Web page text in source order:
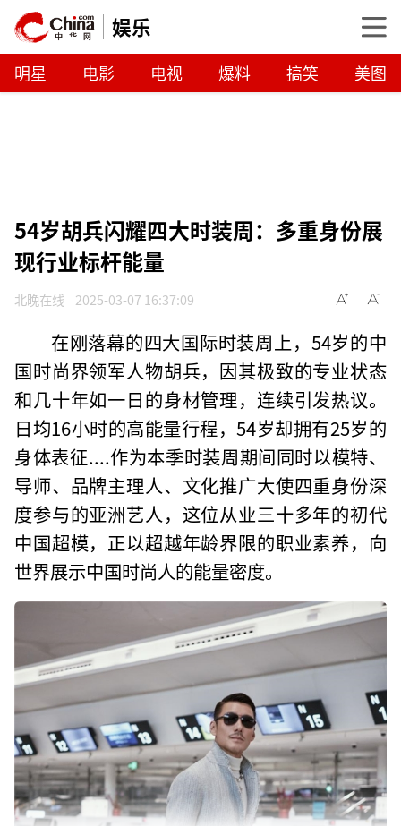
娱乐
明星 电影 电视 爆料 搞笑 美图
54岁胡兵闪耀四大时装周：多重身份展
现行业标杆能量
北晚在线 2025-03-07 16:37:09
在刚落幕的四大国际时装周上，54岁的中
国时尚界领军人物胡兵，因其极致的专业状态
和几十年如一日的身材管理，连续引发热议。
日均16小时的高能量行程，54岁却拥有25岁的
身体表征....作为本季时装周期间同时以模特、
导师、品牌主理人、文化推广大使四重身份深
度参与的亚洲艺人，这位从业三十多年的初代
中国超模，正以超越年龄界限的职业素养，向
世界展示中国时尚人的能量密度。